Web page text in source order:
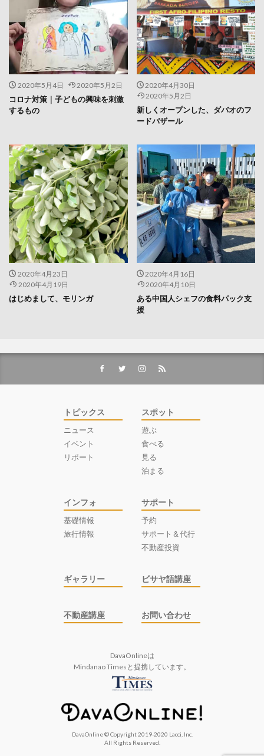
2020年5月4日 2020年5月2日
コロナ対策｜子どもの興味を刺激
するもの
2020年4月30日
2020年5月2日
新しくオープンした、ダバオのフ
ードバザール
2020年4月23日
2020年4月19日
はじめまして、モリンガ
2020年4月16日
2020年4月10日
ある中国人シェフの食料パック支
援
トピックス
ニュース
イベント
リポート
スポット
遊ぶ
食べる
見る
泊まる
インフォ
基礎情報
旅行情報
サポート
予約
サポート＆代行
不動産投資
ギャラリー ビサヤ語講座
不動産講座 お問い合わせ
DavaOnlineは
Mindanao Times と提携しています。
DavaOnline © Copyright 2019-2020 Lacci, Inc.
All Rights Reserved.